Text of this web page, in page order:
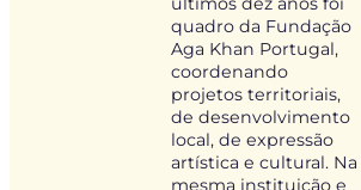
quadro da Fundação
Aga Khan Portugal,
coordenando
projetos territoriais,
de desenvolvimento
local, de expressão
artística e cultural. Na
mesma instituição e